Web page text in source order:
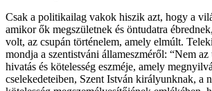
Csak a politikailag vakok hiszik azt, hogy a
amikor ők megszületnek és öntudatra
volt, az csupán történelem, amely elmúlt.
mondja a szentistváni állameszméről: “Nem az
hivatás és kötelesség eszméje, amely
cselekedeteiben, Szent István királyunknak, a